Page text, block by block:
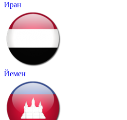
Иран
Йемен